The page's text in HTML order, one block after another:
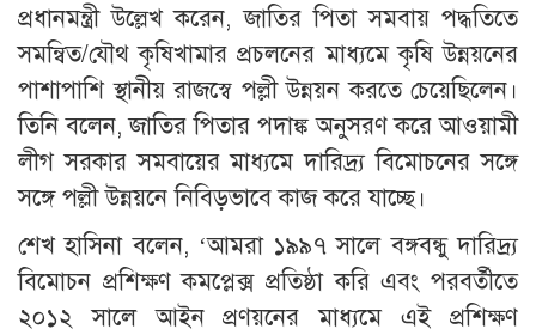
প্রধানমন্ত্রী উল্লেখ করেন, জাতির পিতা সমবায় পদ্ধতিতে
সমন্বিত/যৌথ কৃষিখামার প্রচলনের মাধ্যমে কৃষি উন্নয়নের
পাশাপাশি স্থানীয় রাজস্বে পল্লী উন্নয়ন করতে চেয়েছিলেন।
তিনি বলেন, জাতির পিতার পদাঙ্ক অনুসরণ করে আওয়ামী
লীগ সরকার সমবায়ের মাধ্যমে দারিদ্র্য বিমোচনের সঙ্গে
সঙ্গে পল্লী উন্নয়নে নিবিড়ভাবে কাজ করে যাচ্ছে।
শেখ হাসিনা বলেন, ‘আমরা ১৯৯৭ সালে বঙ্গবন্ধু দারিদ্র্য
বিমোচন প্রশিক্ষণ কমপ্লেক্স প্রতিষ্ঠা করি এবং পরবর্তীতে
২০১২ সালে আইন প্রণয়নের মাধ্যমে এই প্রশিক্ষণ